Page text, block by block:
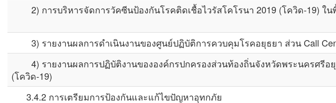
2) การบริหารจัดการวัคซีนป้องกันโรคติดเชื้อไวรัสโคโรนา 2019 (โควิด-19) ใ
3) รายงานผลการดำเนินงานของศูนย์ปฏิบัติการควบคุมโรคอยุธยา ส่วน Call
4) รายงานผลการปฏิบัติงานขององค์กรปกครองส่วนท้องถิ่นจังหวัดพระนครศรีอ
(โควิด-19)
3.4.2 การเตรียมการป้องกันและแก้ไขปัญหาอุทกภัย